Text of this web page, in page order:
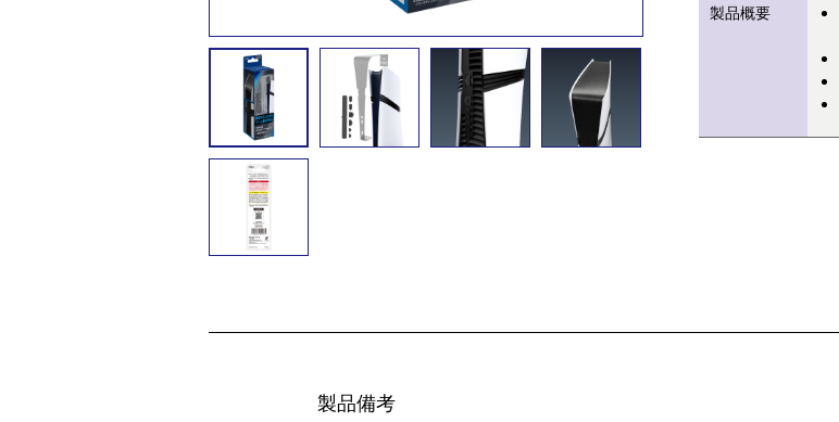
製品概要
製品備考